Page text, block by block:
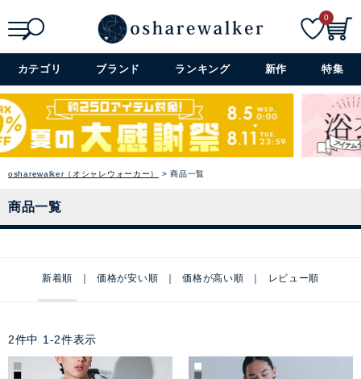
詳細検索+
0
カテゴリ ブランド ランキング 新作 特集
osharewalker（オシャレウォーカー） 商品一覧
商品一覧
新着順 価格が安い順 価格が高い順 レビュー順
2件中 1 -2件表示